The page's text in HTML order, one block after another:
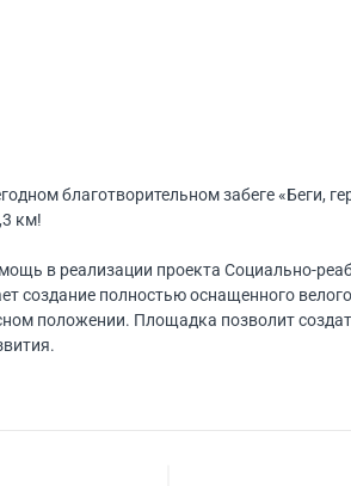
благотворительном забеге «Беги,
км!
в реализации проекта Социально-
создание полностью оснащенного
положении. Площадка позволит